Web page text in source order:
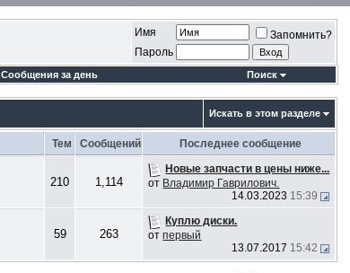
Имя
Запомнить?
Пароль
Сообщения за день Поиск
Искать в этом разделе
Тем Сообщений Последнее сообщение
210 1,114
Новые запчасти в цены ниже...
от Владимир Гаврилович.
14.03.2023 15:39
59 263
Куплю диски.
отпервый
13.07.2017 15:42